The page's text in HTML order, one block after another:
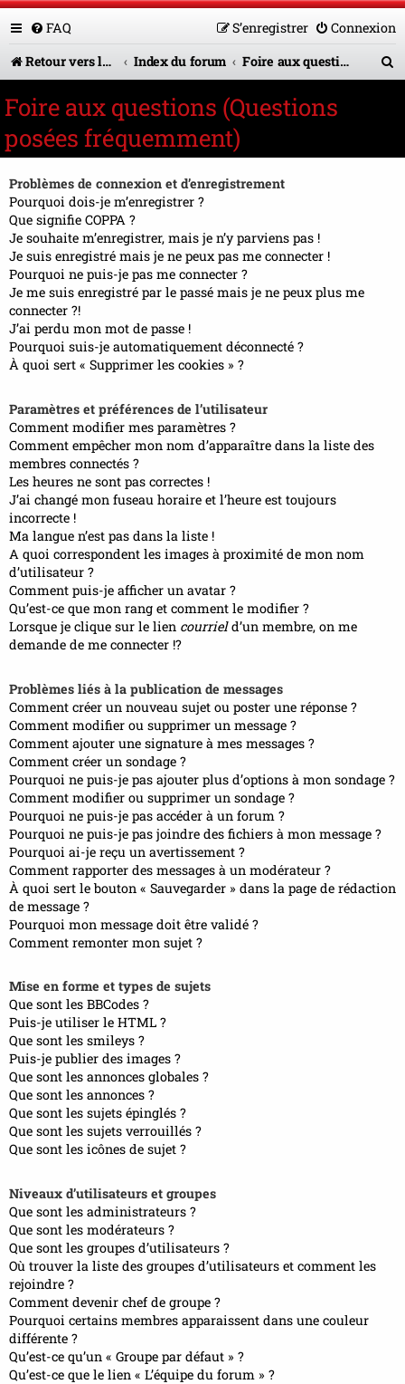
FAQ Connexion
S’enregistrer
Retour vers le site U.A.G.R.
Index du forum Foire aux questions (Questions posées fréquemment)
Foire aux questions (Questions
posées fréquemment)
Problèmes de connexion et d’enregistrement
Pourquoi dois-je m’enregistrer ?
Que signifie COPPA ?
Je souhaite m’enregistrer, mais je n’y parviens pas !
Je suis enregistré mais je ne peux pas me connecter !
Pourquoi ne puis-je pas me connecter ?
Je me suis enregistré par le passé mais je ne peux plus me
connecter ?!
J’ai perdu mon mot de passe !
Pourquoi suis-je automatiquement déconnecté ?
À quoi sert « Supprimer les cookies » ?
Paramètres et préférences de l’utilisateur
Comment modifier mes paramètres ?
Comment empêcher mon nom d’apparaître dans la liste des
membres connectés ?
Les heures ne sont pas correctes !
J’ai changé mon fuseau horaire et l’heure est toujours
incorrecte !
Ma langue n’est pas dans la liste !
A quoi correspondent les images à proximité de mon nom
d’utilisateur ?
Comment puis-je afficher un avatar ?
Qu’est-ce que mon rang et comment le modifier ?
Lorsque je clique sur le lien courrield’un membre, on me
demande de me connecter !?
Problèmes liés à la publication de messages
Comment créer un nouveau sujet ou poster une réponse ?
Comment modifier ou supprimer un message ?
Comment ajouter une signature à mes messages ?
Comment créer un sondage ?
Pourquoi ne puis-je pas ajouter plus d’options à mon sondage ?
Comment modifier ou supprimer un sondage ?
Pourquoi ne puis-je pas accéder à un forum ?
Pourquoi ne puis-je pas joindre des fichiers à mon message ?
Pourquoi ai-je reçu un avertissement ?
Comment rapporter des messages à un modérateur ?
À quoi sert le bouton « Sauvegarder » dans la page de rédaction
de message ?
Pourquoi mon message doit être validé ?
Comment remonter mon sujet ?
Mise en forme et types de sujets
Que sont les BBCodes ?
Puis-je utiliser le HTML ?
Que sont les smileys ?
Puis-je publier des images ?
Que sont les annonces globales ?
Que sont les annonces ?
Que sont les sujets épinglés ?
Que sont les sujets verrouillés ?
Que sont les icônes de sujet ?
Niveaux d’utilisateurs et groupes
Que sont les administrateurs ?
Que sont les modérateurs ?
Que sont les groupes d’utilisateurs ?
Où trouver la liste des groupes d’utilisateurs et comment les
rejoindre ?
Comment devenir chef de groupe ?
Pourquoi certains membres apparaissent dans une couleur
différente ?
Qu’est-ce qu’un « Groupe par défaut » ?
Qu’est-ce que le lien « L’équipe du forum » ?